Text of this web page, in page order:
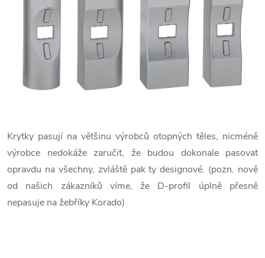
Krytky pasují na většinu výrobců otopných těles, nicméně
výrobce nedokáže zaručit, že budou dokonale pasovat
opravdu na všechny, zvláště pak ty designové. (pozn. nově
od našich zákazníků víme, že D-profil úplně přesně
nepasuje na žebříky Korado)